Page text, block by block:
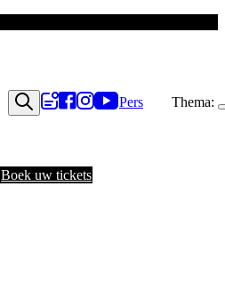
Pers
Boek uw tickets
Thema: